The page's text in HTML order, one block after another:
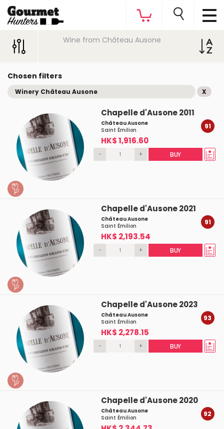
Wine from Château Ausone
Chosen filters
Winery Château Ausone X
Chapelle d'Ausone 2011
Château Ausone
Saint Émilion
HK$ 1,916.60
91
- + BUY
Chapelle d'Ausone 2021
Château Ausone
Saint Émilion
HK$ 2,193.54
91
- + BUY
Chapelle d'Ausone 2023
Château Ausone
Saint Émilion
HK$ 2,278.15
93
- + BUY
Chapelle d'Ausone 2020
Château Ausone
Saint Émilion
92